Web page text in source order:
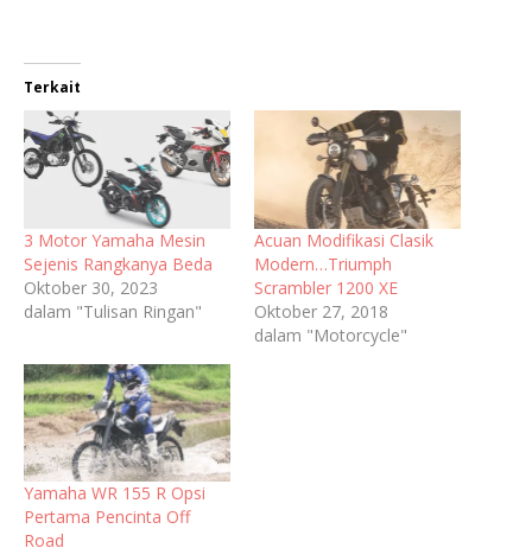
Terkait
3 Motor Yamaha Mesin
Sejenis Rangkanya Beda
Oktober 30, 2023
dalam "Tulisan Ringan"
Acuan Modifikasi Clasik
Modern…Triumph
Scrambler 1200 XE
Oktober 27, 2018
dalam "Motorcycle"
Yamaha WR 155 R Opsi
Pertama Pencinta Off
Road